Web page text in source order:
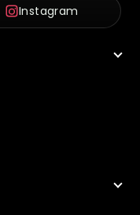
Instagram